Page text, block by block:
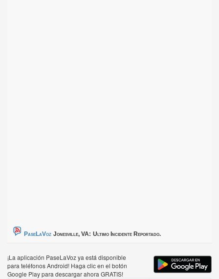
PaseLaVoz Jonesville, VA: Ultimo Incidente Reportado.
¡La aplicación PaseLaVoz ya está disponible
para teléfonos Android! Haga clic en el botón
Google Play para descargar ahora GRATIS!